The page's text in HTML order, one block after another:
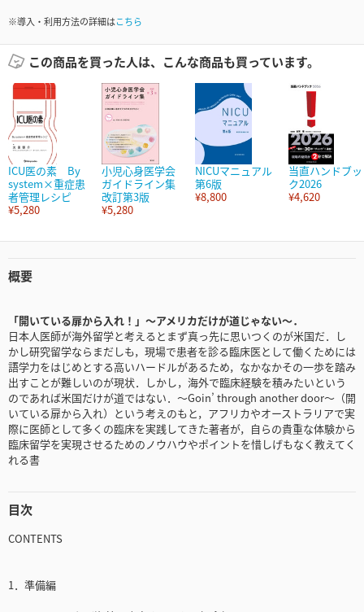
※導入・利用方法の詳細はこちら
この商品を買った人は、こんな商品も買っています。
ICU医の素 By
system×重症患
者管理レシピ
¥5,280
小児心身医学会
ガイドライン集
改訂第3版
¥5,280
NICUマニュアル
第6版
¥8,800
当直ハンドブッ
ク2026
¥4,620
概要
「開いている扉から入れ！」〜アメリカだけが道じゃない〜．
日本人医師が海外留学と考えるとまず真っ先に思いつくのが米国だ．し
かし研究留学ならまだしも，現場で患者を診る臨床医として働くためには
語学力をはじめとする高いハードルがあるため，なかなかその一歩を踏み
出すことが難しいのが現状．しかし，海外で臨床経験を積みたいという
のであれば米国だけが道ではない．〜Goin’ through another door〜（開
いている扉から入れ）という考えのもと，アフリカやオーストラリアで実
際に医師として多くの臨床を実践してきた著者が，自らの貴重な体験から
臨床留学を実現させるためのノウハウやポイントを惜しげもなく教えてく
れる書
目次
CONTENTS
1．準備編